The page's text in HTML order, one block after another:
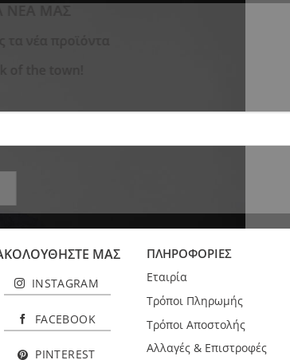
ΜΑΣ
νέα προϊόντα
of the town!
ΜΑΣ
INSTAGRAM
FACEBOOK
PINTEREST
ΠΛΗΡΟΦΟΡΙΕΣ
Εταιρία
Τρόποι Πληρωμής
Τρόποι Αποστολής
Αλλαγές & Επιστροφές